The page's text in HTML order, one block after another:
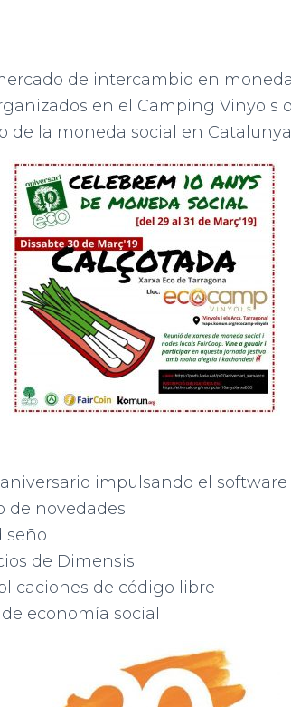
de intercambio en
en el Camping Vinyols
de la moneda social en
impulsando el
de novedades:
de Dimensis
de código libre
economía social